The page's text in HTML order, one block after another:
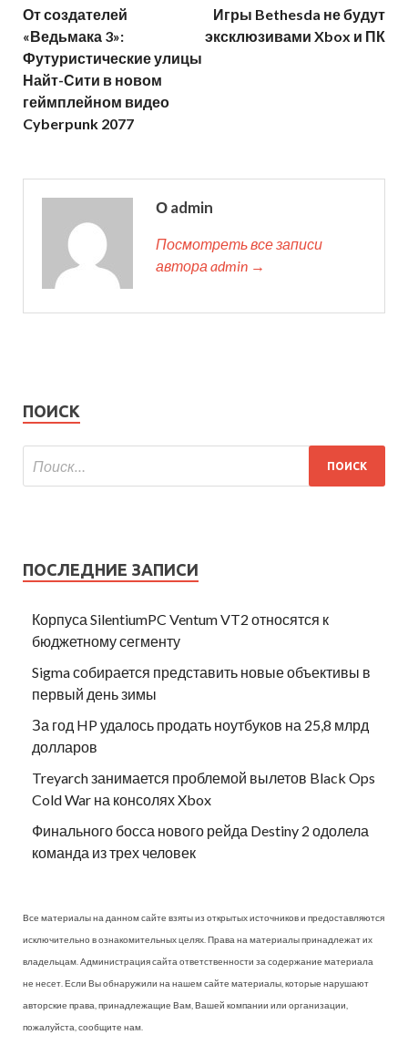
От создателей
«Ведьмака 3»:
Футуристические улицы
Найт-Сити в новом
геймплейном видео
Cyberpunk 2077
Игры Bethesda не будут
эксклюзивами Xbox и ПК
О admin
Посмотреть все записи
автора admin →
ПОИСК
ПОСЛЕДНИЕ ЗАПИСИ
Корпуса SilentiumPC Ventum VT2 относятся к
бюджетному сегменту
Sigma собирается представить новые объективы в
первый день зимы
За год HP удалось продать ноутбуков на 25,8 млрд
долларов
Treyarch занимается проблемой вылетов Black Ops
Cold War на консолях Xbox
Финального босса нового рейда Destiny 2 одолела
команда из трех человек
Все материалы на данном сайте взяты из открытых источников и предоставляются
исключительно в ознакомительных целях. Права на материалы принадлежат их
владельцам. Администрация сайта ответственности за содержание материала
не несет. Если Вы обнаружили на нашем сайте материалы, которые нарушают
авторские права, принадлежащие Вам, Вашей компании или организации,
пожалуйста, сообщите нам.